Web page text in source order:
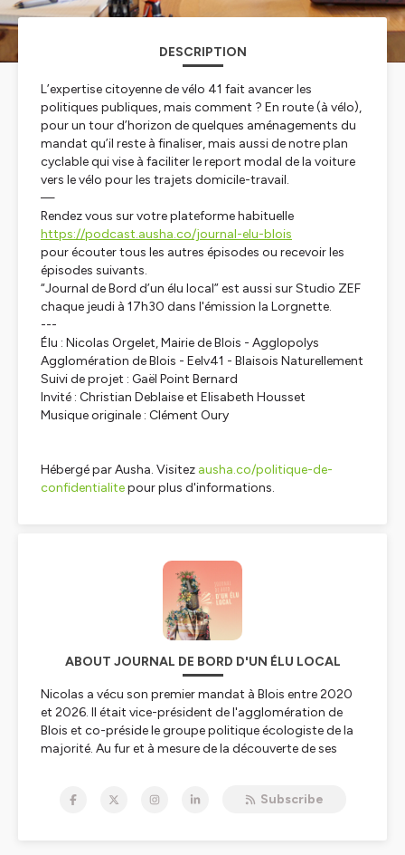
DESCRIPTION
L’expertise citoyenne de vélo 41 fait avancer les
politiques publiques, mais comment ? En route (à vélo),
pour un tour d’horizon de quelques aménagements du
mandat qu’il reste à finaliser, mais aussi de notre plan
cyclable qui vise à faciliter le report modal de la voiture
vers le vélo pour les trajets domicile-travail.
—
Rendez vous sur votre plateforme habituelle
https://podcast.ausha.co/journal-elu-blois
pour écouter tous les autres épisodes ou recevoir les
épisodes suivants.
“Journal de Bord d’un élu local” est aussi sur Studio ZEF
chaque jeudi à 17h30 dans l'émission la Lorgnette.
---
Élu : Nicolas Orgelet, Mairie de Blois - Agglopolys
Agglomération de Blois - Eelv41 - Blaisois Naturellement
Suivi de projet : Gaël Point Bernard
Invité : Christian Deblaise et Elisabeth Housset
Musique originale : Clément Oury
Hébergé par Ausha. Visitez ausha.co/politique-de-
confidentialitepour plus d'informations.
ABOUT JOURNAL DE BORD D'UN ÉLU LOCAL
Nicolas a vécu son premier mandat à Blois entre 2020
et 2026. Il était vice-président de l'agglomération de
Blois et co-préside le groupe politique écologiste de la
majorité. Au fur et à mesure de la découverte de ses
publiques menées avec son ami Gaël. A chaque épisode
Subscribe